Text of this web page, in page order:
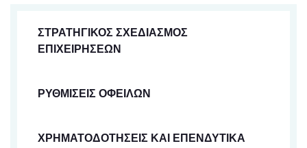
ΣΤΡΑΤΗΓΙΚΟΣ ΣΧΕΔΙΑΣΜΟΣ
ΕΠΙΧΕΙΡΗΣΕΩΝ
ΡΥΘΜΙΣΕΙΣ ΟΦΕΙΛΩΝ
ΧΡΗΜΑΤΟΔΟΤΗΣΕΙΣ ΚΑΙ ΕΠΕΝΔΥΤΙΚΑ